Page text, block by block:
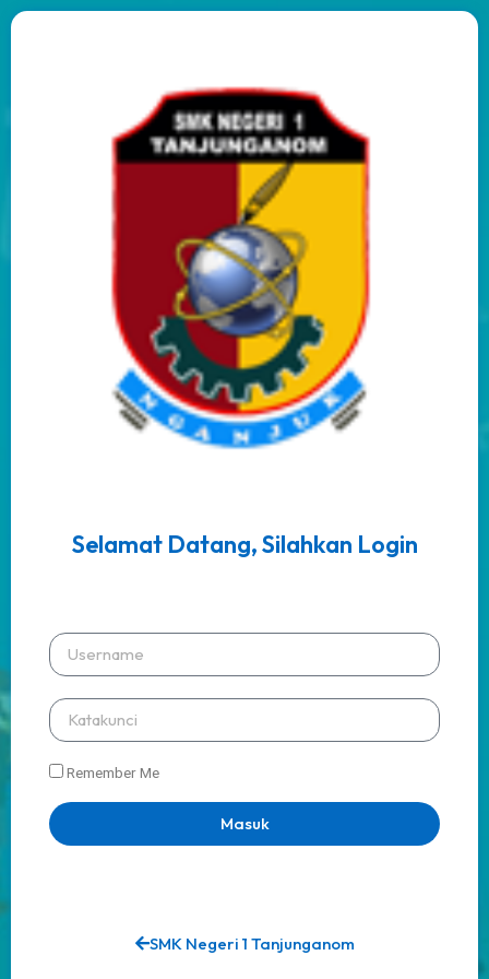
Selamat Datang, Silahkan Login
Remember Me
Masuk
SMK Negeri 1 Tanjunganom